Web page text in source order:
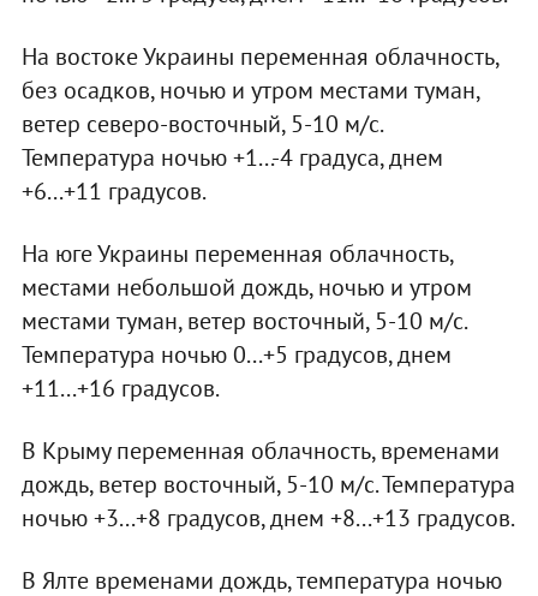
На востоке Украины переменная облачность,
без осадков, ночью и утром местами туман,
ветер северо-восточный, 5-10 м/с.
Температура ночью +1...-4 градуса, днем
+6...+11 градусов.
На юге Украины переменная облачность,
местами небольшой дождь, ночью и утром
местами туман, ветер восточный, 5-10 м/с.
Температура ночью 0...+5 градусов, днем
+11...+16 градусов.
В Крыму переменная облачность, временами
дождь, ветер восточный, 5-10 м/с. Температура
ночью +3...+8 градусов, днем +8...+13 градусов.
В Ялте временами дождь, температура ночью